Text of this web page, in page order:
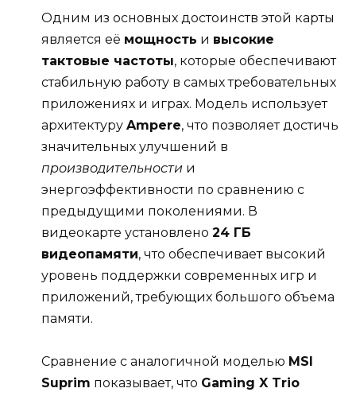
Одним из основных достоинств этой карты
является её мощность и высокие
тактовые частоты, которые обеспечивают
стабильную работу в самых требовательных
приложениях и играх. Модель использует
архитектуру Ampere, что позволяет достичь
значительных улучшений в
производительности и
энергоэффективности по сравнению с
предыдущими поколениями. В
видеокарте установлено 24 ГБ
видеопамяти, что обеспечивает высокий
уровень поддержки современных игр и
приложений, требующих большого объема
памяти.
Сравнение с аналогичной моделью MSI
Suprim показывает, что Gaming X Trio